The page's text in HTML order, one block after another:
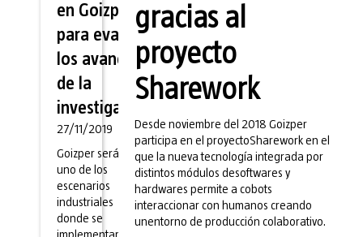
en Goizper
para evaluar
los avances
de la
investigación
27/11/2019
Goizper será
uno de los
escenarios
industriales
donde se
gracias al
proyecto
Sharework
Desde noviembre del 2018 Goizper
participa en el proyectoSharework en el
que la nueva tecnología integrada por
distintos módulos desoftwares y
hardwares permite a cobots
interaccionar con humanos creando
unentorno de producción colaborativo.